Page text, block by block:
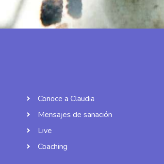
Conoce a Claudia
Mensajes de sanación
Live
Coaching